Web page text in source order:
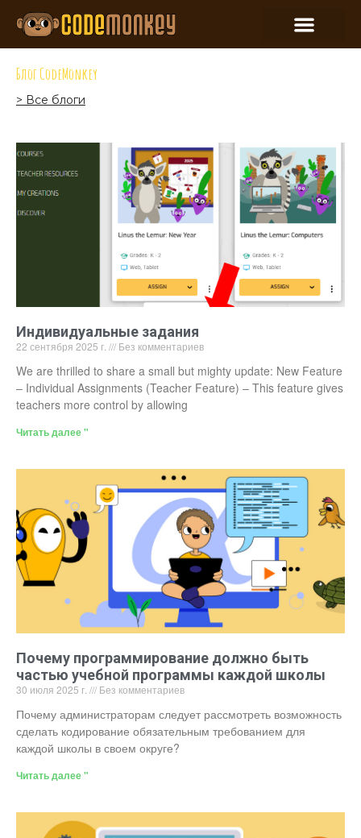
Блог CodeMonkey
> Все блоги
Индивидуальные задания
22 сентября 2025 г. Без комментариев
We are thrilled to share a small but mighty update: New Feature
– Individual Assignments (Teacher Feature) – This feature gives
teachers more control by allowing
Читать далее "
Почему программирование должно быть
частью учебной программы каждой школы
30 июля 2025 г. Без комментариев
Почему администраторам следует рассмотреть возможность
сделать кодирование обязательным требованием для
каждой школы в своем округе?
Читать далее "